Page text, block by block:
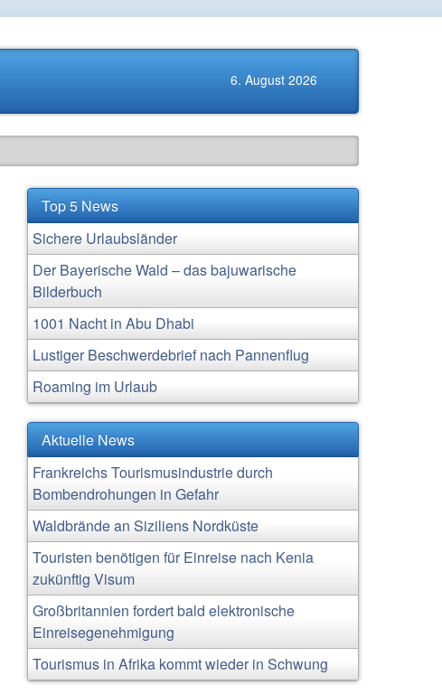
6. August 2026
Top 5 News
Sichere Urlaubsländer
Der Bayerische Wald – das bajuwarische
Bilderbuch
1001 Nacht in Abu Dhabi
Lustiger Beschwerdebrief nach Pannenflug
Roaming im Urlaub
Aktuelle News
Frankreichs Tourismusindustrie durch
Bombendrohungen in Gefahr
Waldbrände an Siziliens Nordküste
Touristen benötigen für Einreise nach Kenia
zukünftig Visum
Großbritannien fordert bald elektronische
Einreisegenehmigung
Tourismus in Afrika kommt wieder in Schwung